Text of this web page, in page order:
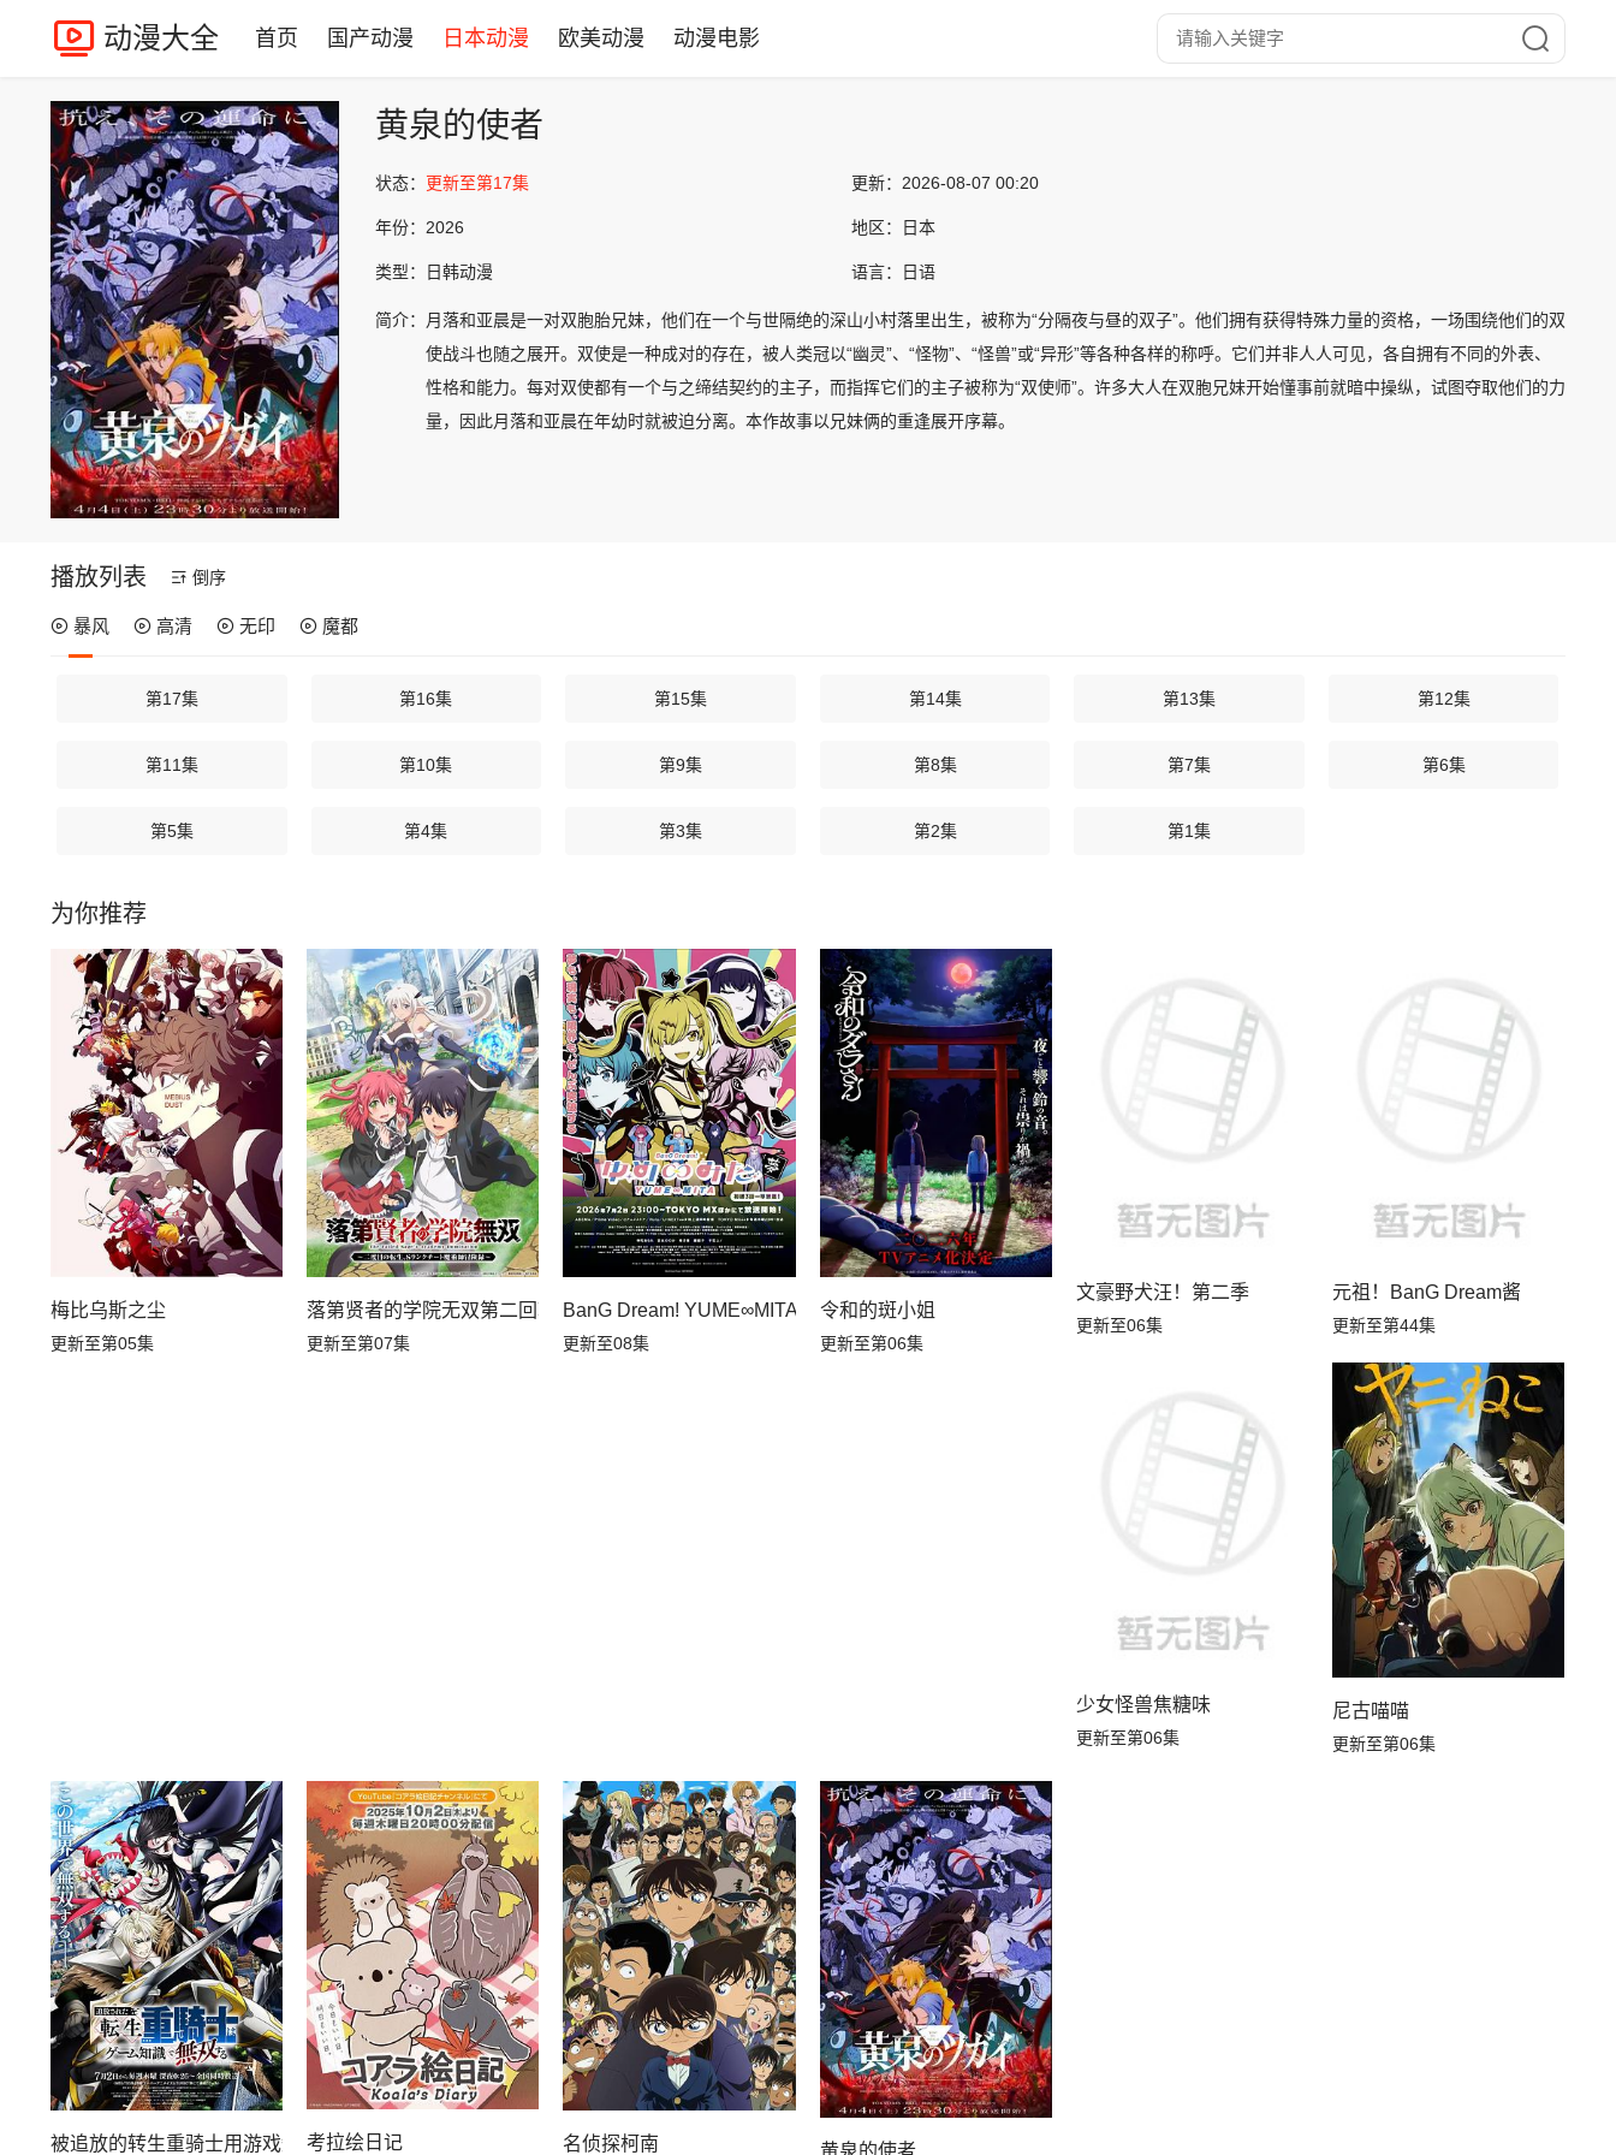
动漫大全 首页 国产动漫 日本动漫 欧美动漫 动漫电影
黄泉的使者
状态： 更新至第17集 更新： 2026-08-07 00:20
年份： 2026 地区： 日本
类型： 日韩动漫 语言： 日语
简介：
月落和亚晨是一对双胞胎兄妹，他们在一个与世隔绝的深山小村落里出生，被称为“分隔夜与昼的双子”。他们拥有获得特殊力量的资格，一场围绕他们的双
使战斗也随之展开。双使是一种成对的存在，被人类冠以“幽灵”、“怪物”、“怪兽”或“异形”等各种各样的称呼。它们并非人人可见，各自拥有不同的外表、
性格和能力。每对双使都有一个与之缔结契约的主子，而指挥它们的主子被称为“双使师”。许多大人在双胞兄妹开始懂事前就暗中操纵，试图夺取他们的力
量，因此月落和亚晨在年幼时就被迫分离。本作故事以兄妹俩的重逢展开序幕。
播放列表 倒序
暴风 高清 无印 魔都
第17集 第16集 第15集 第14集 第13集 第12集
第11集 第10集 第9集 第8集 第7集 第6集
第5集 第4集 第3集 第2集 第1集
为你推荐
梅比乌斯之尘
更新至第05集
落第贤者的学院无双第二回转生，S等级作弊魔术师冒险记
更新至第07集
BanG Dream! YUME∞MITA
更新至08集
令和的斑小姐
更新至第06集
文豪野犬汪！第二季
更新至06集
元祖！BanG Dream酱
更新至第44集
少女怪兽焦糖味
更新至第06集
尼古喵喵
更新至第06集
被追放的转生重骑士用游戏知识开无双
考拉绘日记 名侦探柯南 黄泉的使者